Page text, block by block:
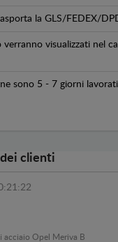
la GLS/FEDEX/
verranno visualizzati nel
sono 5 - 7 giorni
clienti
acciaio Opel Meriva B